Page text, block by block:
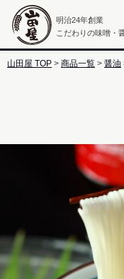
明治24年創業
こだわりの味噌・
山田屋 TOP 商品一覧 醤油